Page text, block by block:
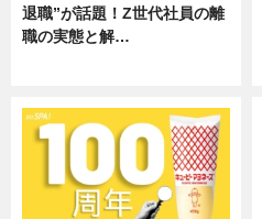
退職”が話題！Z世代社員の離
職の実態と解…